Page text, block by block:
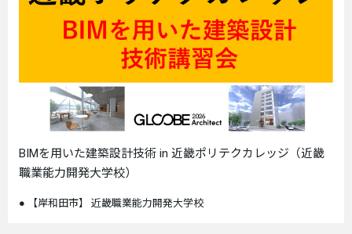
BIMを用いた建築設計技術 in 近畿ポリテクカレッジ（近畿
職業能力開発大学校）
【岸和田市】 近畿職業能力開発大学校